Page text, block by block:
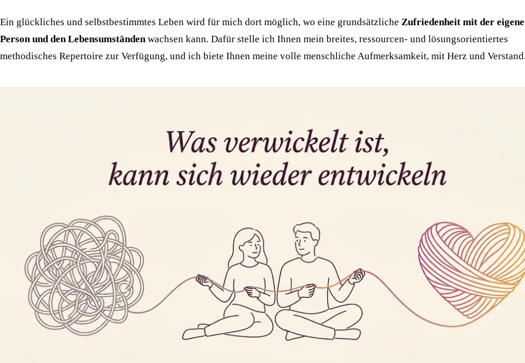
Ein glückliches und selbstbestimmtes Leben wird für mich dort möglich, wo eine grundsätzliche Zufriedenheit mit der
Person und den Lebensumständenwachsen kann. Dafür stelle ich Ihnen mein breites, ressourcen- und lösungsorientiertes
methodisches Repertoire zur Verfügung, und ich biete Ihnen meine volle menschliche Aufmerksamkeit, mit Herz und